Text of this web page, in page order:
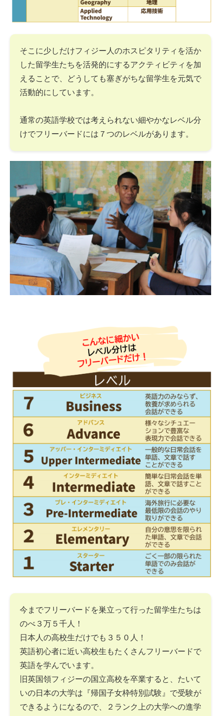
そこに少しだけフィジー人のホスピタリティを活か
した留学生たちを活発的にするアクティビティを加
えることで、どうしても塞ぎがちな留学生を元気で
活動的にしています。
通常の英語学校では考えられない細やかなレベル分
けでフリーバードには７つのレベルがあります。
今までフリーバードを巣立って行った留学生たちは
のべ３万５千人！
日本人の高校生だけでも３５０人！
英語初心者に近い高校生もたくさんフリーバードで
英語を学んでいます。
旧英国領フィジーの国立高校を卒業すると、たいて
いの日本の大学は『帰国子女枠特別試験』で受験が
できるようになるので、２ランク上の大学への進学